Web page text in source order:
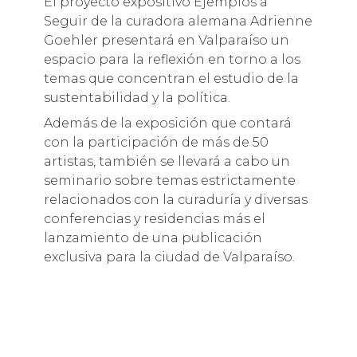
Seguir de la curadora alemana Adrienne
Goehler presentará en Valparaíso un
espacio para la reflexión en torno a los
temas que concentran el estudio de la
sustentabilidad y la política.
Además de la exposición que contará
con la participación de más de 50
artistas, también se llevará a cabo un
seminario sobre temas estrictamente
relacionados con la curaduría y diversas
conferencias y residencias más el
lanzamiento de una publicación
exclusiva para la ciudad de Valparaíso.